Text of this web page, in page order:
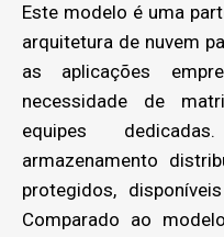
Este modelo é uma
arquitetura de nuvem
as aplicações
necessidade de
equipes
armazenamento
protegidos,
Comparado ao